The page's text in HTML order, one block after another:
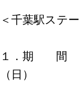
＜千葉駅ステ
１．期 間
（日）